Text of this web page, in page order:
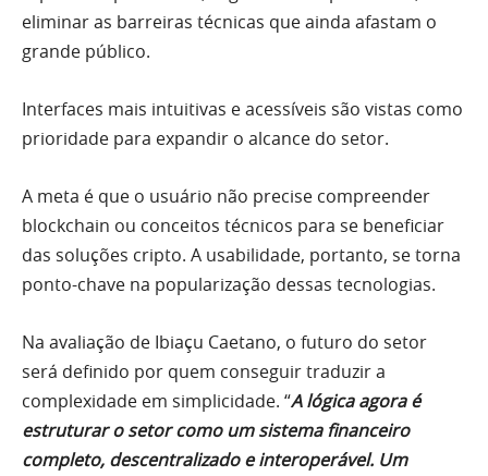
eliminar as barreiras técnicas que ainda afastam o
grande público.
Interfaces mais intuitivas e acessíveis são vistas como
prioridade para expandir o alcance do setor.
A meta é que o usuário não precise compreender
blockchain ou conceitos técnicos para se beneficiar
das soluções cripto. A usabilidade, portanto, se torna
ponto-chave na popularização dessas tecnologias.
Na avaliação de Ibiaçu Caetano, o futuro do setor
será definido por quem conseguir traduzir a
complexidade em simplicidade. “A lógica agora é
estruturar o setor como um sistema financeiro
completo, descentralizado e interoperável. Um